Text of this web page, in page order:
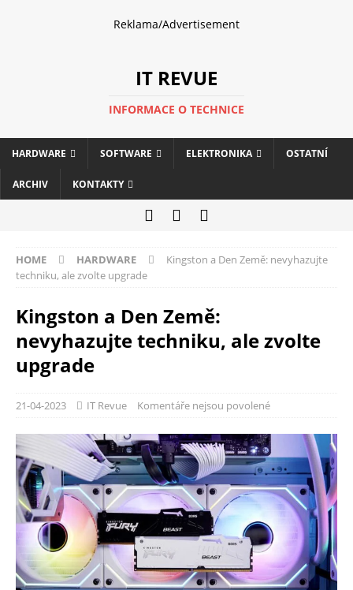
Reklama/Advertisement
IT REVUE
INFORMACE O TECHNICE
HARDWARE SOFTWARE ELEKTRONIKA OSTATNÍ
ARCHIV KONTAKTY
HOME HARDWARE
Kingston a Den Země: nevyhazujte
techniku, ale zvolte upgrade
Kingston a Den Země:
nevyhazujte techniku, ale zvolte
upgrade
21-04-2023 IT Revue Komentáře nejsou povolené